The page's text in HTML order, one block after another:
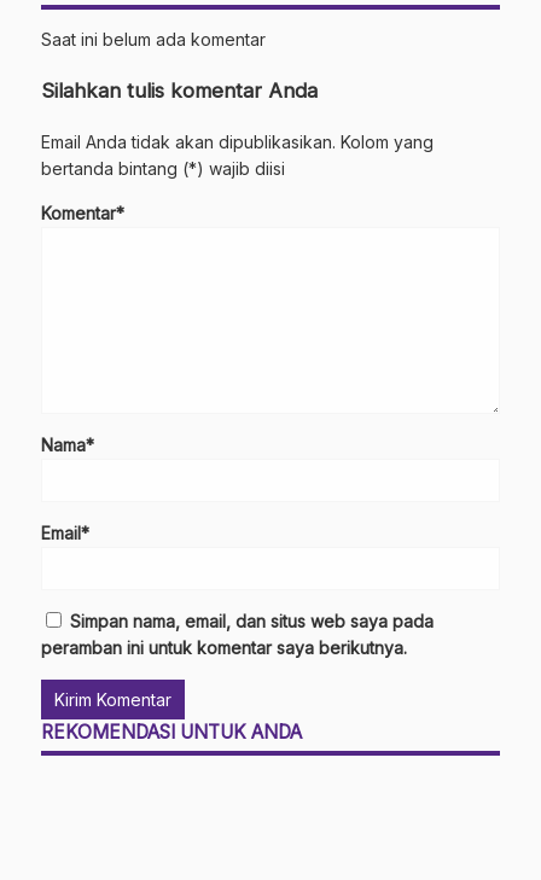
Saat ini belum ada komentar
Silahkan tulis komentar Anda
Email Anda tidak akan dipublikasikan. Kolom yang
bertanda bintang (*) wajib diisi
Komentar*
Nama*
Email*
Simpan nama, email, dan situs web saya pada
peramban ini untuk komentar saya berikutnya.
REKOMENDASI UNTUK ANDA